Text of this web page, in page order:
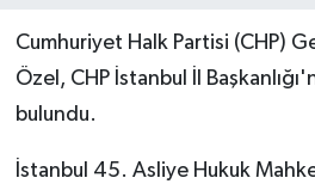
Cumhuriyet Halk Partisi (CHP)
Özel, CHP İstanbul İl
bulundu.
İstanbul 45. Asliye Hukuk